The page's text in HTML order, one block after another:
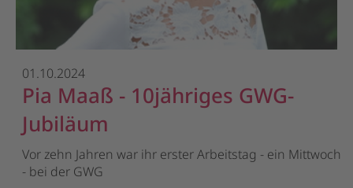
01.10.2024
Pia Maaß - 10jähriges GWG-
Jubiläum
Vor zehn Jahren war ihr erster Arbeitstag - ein Mittwoch
- bei der GWG